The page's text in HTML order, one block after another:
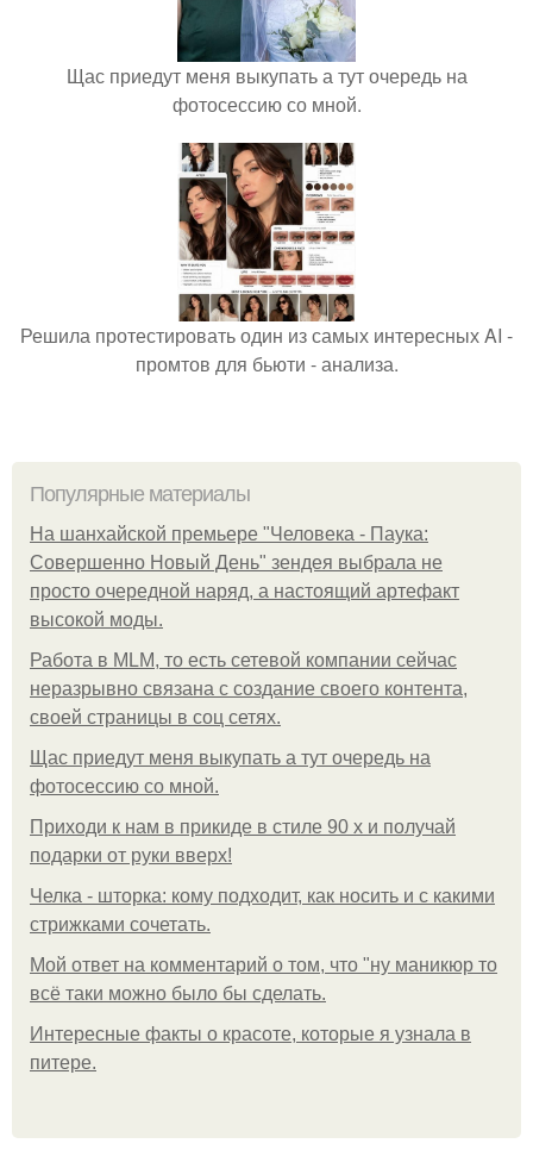
Щас приедут меня выкупать а тут очередь на
фотосессию со мной.
Решила протестировать один из самых интересных AI -
промтов для бьюти - анализа.
Популярные материалы
На шанхайской премьере "Человека - Паука:
Совершенно Новый День" зендея выбрала не
просто очередной наряд, а настоящий артефакт
высокой моды.
Работа в MLM, то есть сетевой компании сейчас
неразрывно связана с создание своего контента,
своей страницы в соц сетях.
Щас приедут меня выкупать а тут очередь на
фотосессию со мной.
Приходи к нам в прикиде в стиле 90 х и получай
подарки от руки вверх!
Челка - шторка: кому подходит, как носить и с какими
стрижками сочетать.
Мой ответ на комментарий о том, что "ну маникюр то
всё таки можно было бы сделать.
Интересные факты о красоте, которые я узнала в
питере.